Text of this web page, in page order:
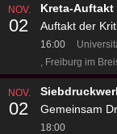
NOV.
02
Kreta-Auftakt
Auftakt der
16:00
Freiburg im
NOV.
02
Gemeinsam
18:00